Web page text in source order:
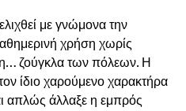
με γνώμονα την
χρήση χωρίς
ζούγκλα των πόλεων. Η
ίδιο χαρούμενο χαρακτήρα
απλώς άλλαξε η εμπρός